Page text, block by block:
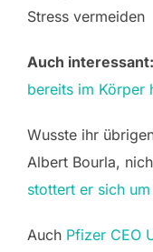
Stress vermeiden
Auch interessant:
bereits im Körper
Wusste ihr
Albert Bourla,
stottert er sich
Auch Pfizer CEO